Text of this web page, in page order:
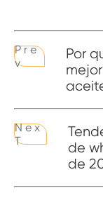
P r e
v
Por
N e x
T
de
de